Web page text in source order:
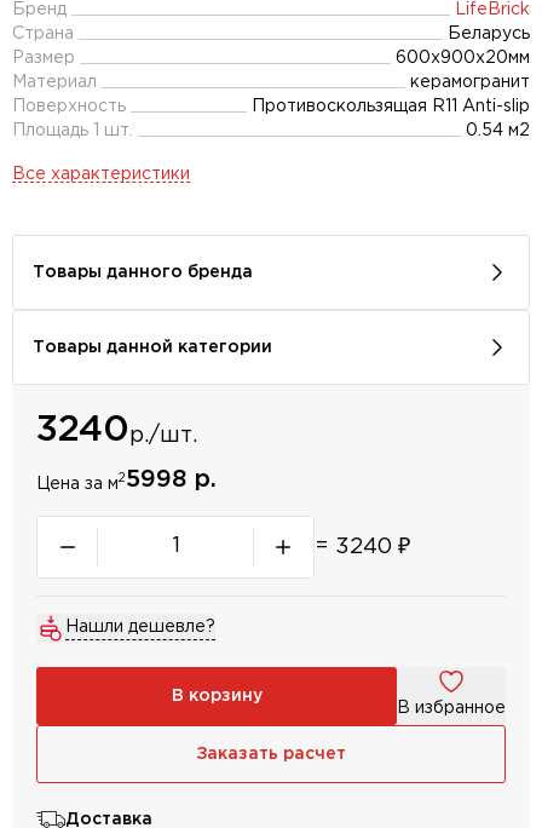
Бренд
LifeBrick
Страна
Беларусь
Размер
600x900x20мм
Материал
керамогранит
Поверхность
Противоскользящая R11 Anti-slip
Площадь 1 шт.
0.54 м2
Все характеристики
Товары данного бренда
Товары данной категории
3240р./шт.
Цена за м2 5998 р.
= 3240 ₽
Нашли дешевле?
В корзину
В избранное
Заказать расчет
Доставка